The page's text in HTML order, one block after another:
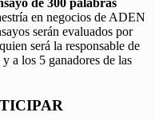
de 300 palabras
en negocios de ADEN
serán evaluados por
será la responsable de
a los 5 ganadores de las